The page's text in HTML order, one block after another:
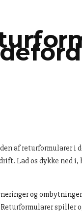
af returformularer i
Lad os dykke ned i,
og
spiller